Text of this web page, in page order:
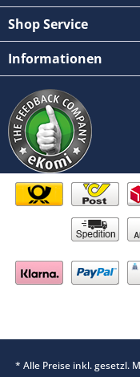
Shop Service
Informationen
* Alle Preise inkl. gesetzl.